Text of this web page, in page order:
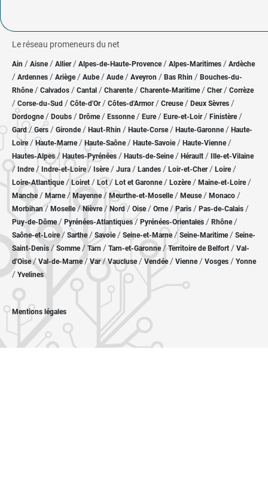
Le réseau promeneurs du net
Ain / Aisne/ Allier/ Alpes-de-Haute-Provence / Alpes-Maritimes / Ardèche
/ Ardennes / Ariège/ Aube/ Aude / Aveyron / Bas Rhin / Bouches-du-
Rhône/ Calvados / Cantal / Charente / Charente-Maritime/ Cher / Corrèze
/ Corse-du-Sud / Côte-d'Or / Côtes-d'Armor/ Creuse/ Deux Sèvres /
Dordogne/ Doubs / Drôme/ Essonne / Eure/ Eure-et-Loir / Finistère/
Gard/Gers / Gironde/ Haut-Rhin / Haute-Corse/ Haute-Garonne/ Haute-
Loire/Haute-Marne/ Haute-Saône/ Haute-Savoie/ Haute-Vienne/
Hautes-Alpes/ Hautes-Pyrénées / Hauts-de-Seine/ Hérault / Ille-et-Vilaine
/ Indre/ Indre-et-Loire/ Isère/ Jura / Landes / Loir-et-Cher/ Loire/
Loire-Atlantique/ Loiret / Lot/ Lot et Garonne/ Lozère / Maine-et-Loire/
Manche/ Marne/ Mayenne/ Meurthe-et-Moselle/ Meuse/ Monaco /
Morbihan/ Moselle/ Nièvre / Nord/ Oise / Orne/Paris / Pas-de-Calais /
Puy-de-Dôme/ Pyrénées-Atlantiques / Pyrénées-Orientales / Rhône/
Saône-et-Loire/ Sarthe/ Savoie/ Seine-et-Marne/ Seine-Maritime/ Seine-
Saint-Denis /Somme/ Tarn / Tarn-et-Garonne/Territoire de Belfort / Val-
d'Oise/ Val-de-Marne/Var/Vaucluse/ Vendée/ Vienne/ Vosges / Yonne
/ Yvelines
Mentions légales